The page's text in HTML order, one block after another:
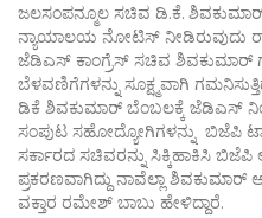
ಜಲಸಂಪನ್ಮೂಲ ಸಚಿವ ಡಿ.ಕೆ.
ನ್ಯಾಯಾಲಯ ನೋಟಿಸ್ ನೀಡಿರುವುದು
ಜೆಡಿಎಸ್ ಕಾಂಗ್ರೆಸ್ ಸಚಿವ ಶಿವಕುಮಾರ್ ಗೆ
ಬೆಳವಣಿಗೆಗಳನ್ನು ಸೂಕ್ಷ್ಮವಾಗಿ
ಡಿಕೆ ಶಿವಕುಮಾರ್ ಬೆಂಬಲಕ್ಕೆ ಜೆಡಿಎಸ್
ಸಂಪುಟ ಸಹೋದ್ಯೋಗಿಗಳನ್ನು ಬಿಜೆಪಿ
ಸರ್ಕಾರದ ಸಚಿವರನ್ನು ಸಿಕ್ಕಿಹಾಕಿಸಿ
ಪ್ರಕರಣವಾಗಿದ್ದು ನಾವೆಲ್ಲಾ
ವಕ್ತಾರ ರಮೇಶ್ ಬಾಬು ಹೇಳಿದ್ದಾರೆ.